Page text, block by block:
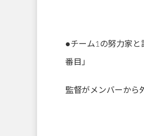
●チーム1の努力家と
番目」
監督がメンバーから